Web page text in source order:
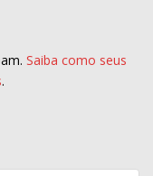
Saiba como seus
.